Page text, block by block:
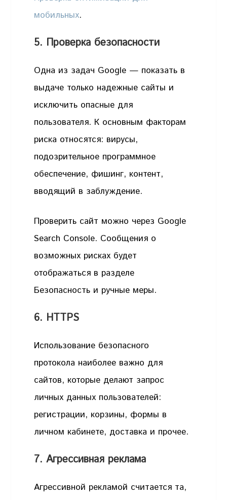
мобильных.
5. Проверка безопасности
Одна из задач Google — показать в
выдаче только надежные сайты и
исключить опасные для
пользователя. К основным факторам
риска относятся: вирусы,
подозрительное программное
обеспечение, фишинг, контент,
вводящий в заблуждение.
Проверить сайт можно через Google
Search Console. Сообщения о
возможных рисках будет
отображаться в разделе
Безопасность и ручные меры.
6. HTTPS
Использование безопасного
протокола наиболее важно для
сайтов, которые делают запрос
личных данных пользователей:
регистрации, корзины, формы в
личном кабинете, доставка и прочее.
7. Агрессивная реклама
Агрессивной рекламой считается та,